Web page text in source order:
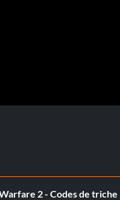
of these teams:
2 - Codes de triche